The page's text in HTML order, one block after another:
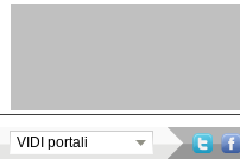
VIDI portali